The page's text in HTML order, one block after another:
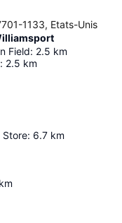
1133, Etats-Unis
Field: 2.5 km
: 2.5 km
Store: 6.7 km
km